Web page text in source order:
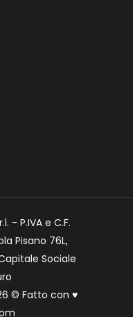
- P.IVA e C.F.
Pisano 76L,
Sociale
© Fatto con ♥